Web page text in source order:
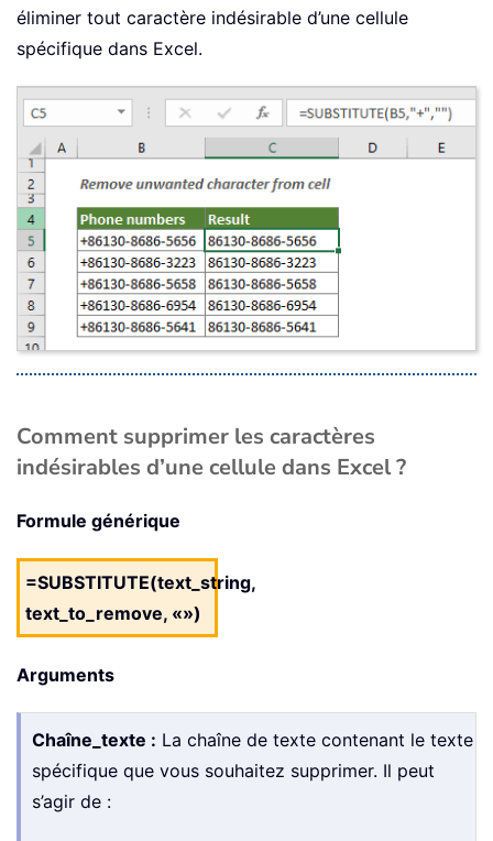
éliminer tout caractère indésirable d’une cellule
spécifique dans Excel.
Comment supprimer les caractères
indésirables d’une cellule dans Excel ?
Formule générique
=SUBSTITUTE(text_string,
text_to_remove, «»)
Arguments
Chaîne_texte : La chaîne de texte contenant le texte
spécifique que vous souhaitez supprimer. Il peut
s’agir de :